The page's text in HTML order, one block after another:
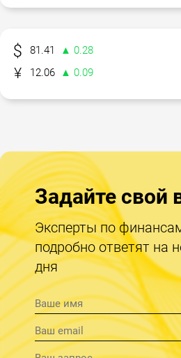
81.41 ▲ 0.28
12.06
▲ 0.09
Задайте свой
Эксперты по
подробно ответят на
дня